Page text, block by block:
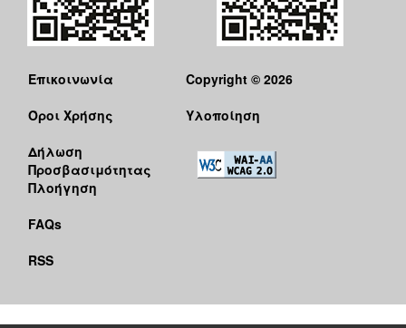
Επικοινωνία
Όροι Χρήσης
Δήλωση
Προσβασιμότητας
Πλοήγηση
FAQs
RSS
Copyright © 2026
Υλοποίηση